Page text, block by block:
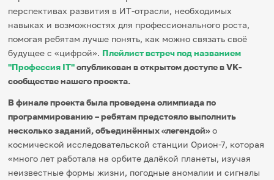
перспективах развития в ИТ-отрасли, необходимых
навыках и возможностях для профессионального роста,
помогая ребятам лучше понять, как можно связать своё
будущее с «цифрой». Плейлист встреч под названием
"Профессия IT"опубликован в открытом доступе в VK-
сообществе нашего проекта.
В финале проекта была проведена олимпиада по
программированию – ребятам предстояло выполнить
несколько заданий, объединённых «легендой»о
космической исследовательской станции Орион-7, которая
«много лет работала на орбите далёкой планеты, изучая
неизвестные формы жизни, погодные аномалии и сигналы